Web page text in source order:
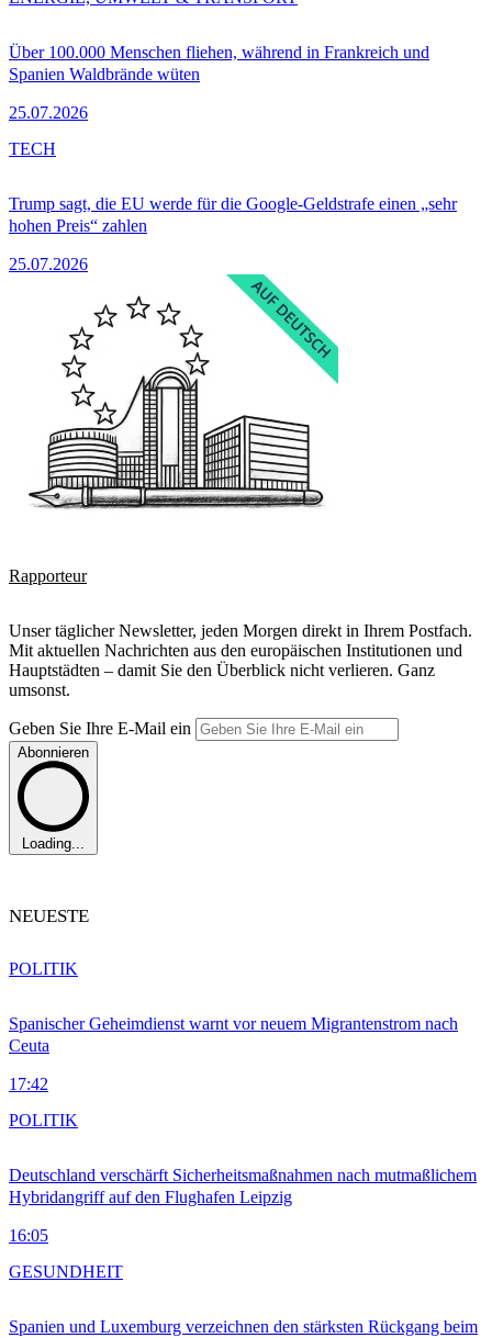
Über 100.000 Menschen fliehen, während in Frankreich und
Spanien Waldbrände wüten
25.07.2026
Trump sagt, die EU werde für die Google-Geldstrafe einen „sehr
hohen Preis“ zahlen
25.07.2026
TECH
Rapporteur
Unser täglicher Newsletter, jeden Morgen direkt in Ihrem Postfach.
Mit aktuellen Nachrichten aus den europäischen Institutionen und
Hauptstädten – damit Sie den Überblick nicht verlieren. Ganz
umsonst.
Geben Sie Ihre E-Mail ein
Abonnieren
Loading...
NEUESTE
Spanischer Geheimdienst warnt vor neuem Migrantenstrom nach
Ceuta
17:42
POLITIK
Deutschland verschärft Sicherheitsmaßnahmen nach mutmaßlichem
Hybridangriff auf den Flughafen Leipzig
16:05
POLITIK
Spanien und Luxemburg verzeichnen den stärksten Rückgang beim
GESUNDHEIT